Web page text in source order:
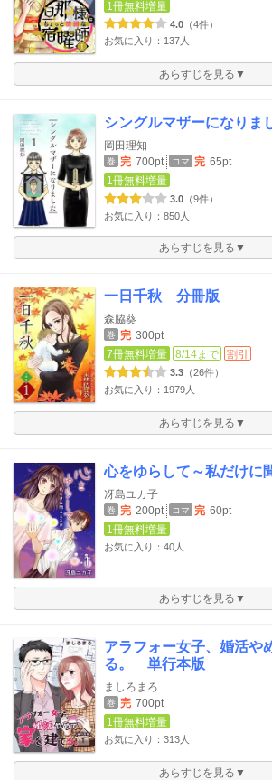
1冊無料増量
4.0 （4件）
お気に入り：137人
あらすじを見る▼
シングルマザーになりま
岡田理知
巻 完 700pt コマ 完 65pt
1冊無料増量
3.0 （9件）
お気に入り：850人
あらすじを見る▼
一日千秋 分冊版
森脇葵
巻 完 300pt
7冊無料増量
8/14まで 割引
3.3 （26件）
お気に入り：1979人
あらすじを見る▼
心をゆらして～私だけに
冴島ユカ子
巻 完 200pt コマ 完 60pt
1冊無料増量
お気に入り：40人
あらすじを見る▼
アラフォー女子、婚活や
る。 単行本版
ましろまろ
巻 完 700pt
1冊無料増量
お気に入り：313人
あらすじを見る▼